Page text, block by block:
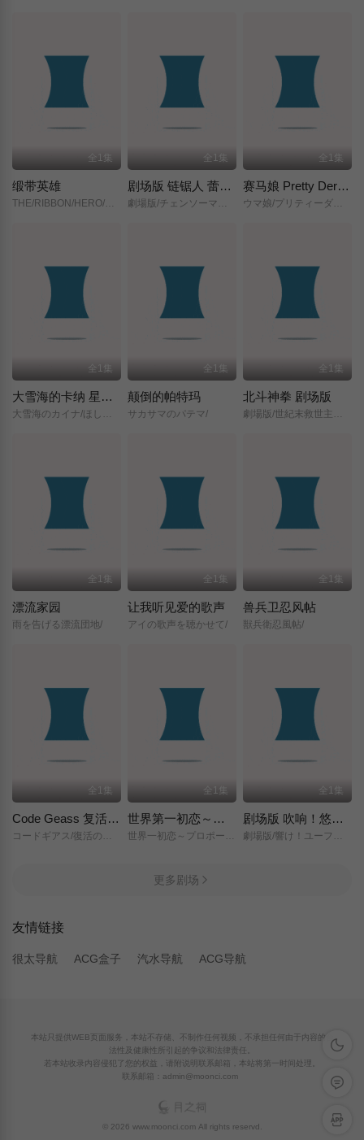
全1集
缎带英雄
全1集
剧场版 链锯人 蕾塞篇(正式版)
全1集
赛马娘 Pretty Derby 新时代之门
全1集
大雪海的卡纳 星之贤者
大雪海のカイナ/ほしのけんじゃ/
全1集
颠倒的帕特玛
サカサマのパテマ/
全1集
北斗神拳 剧场版
劇場版/世紀末救世主伝説/北斗の拳/
全1集
漂流家园
雨を告げる漂流団地/
全1集
让我听见爱的歌声
アイの歌声を聴かせて/
全1集
兽兵卫忍风帖
獣兵衛忍風帖/
全1集
Code Geass 复活的鲁路修
全1集
世界第一初恋～求婚篇～
全1集
剧场版 吹响！悠风号～想要传达的旋律～
更多剧场
友情链接
很太导航 ACG盒子 汽水导航 ACG导航
深色模
留言反
APP下
本站只提供WEB页面服务，本站不存储、不制作任何视频，不承担任何由于内容的合
法性及健康性所引起的争议和法律责任。
若本站收录内容侵犯了您的权益，请附说明联系邮箱，本站将第一时间处理。
联系邮箱：admin@moonci.com
© 2026 www.moonci.com All rights reservd.